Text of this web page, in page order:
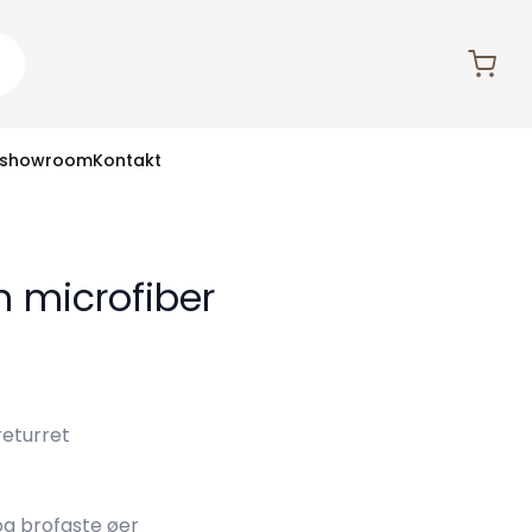
Kontakt
microfiber
brofaste øer